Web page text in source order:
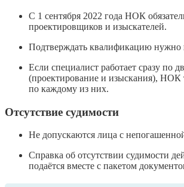
С 1 сентября 2022 года НОК
проектировщиков и изыскателей.
Подтверждать квалификацию нужно
Если специалист работает сразу по
(проектирование и изыскания), НОК
по каждому из них.
Отсутствие судимости
Не допускаются лица с
Справка об отсутствии судимости
подаётся вместе с пакетом